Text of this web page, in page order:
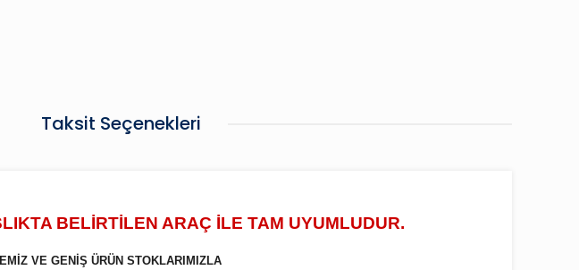
Taksit Seçenekleri
BELİRTİLEN ARAÇ İLE TAM UYUMLUDUR.
VE GENİŞ ÜRÜN STOKLARIMIZLA